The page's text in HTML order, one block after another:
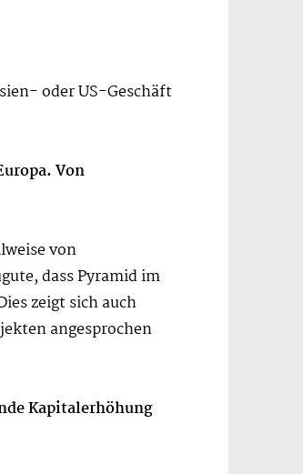
oder US-Geschäft
Von
von
dass Pyramid im
zeigt sich auch
angesprochen
Kapitalerhöhung